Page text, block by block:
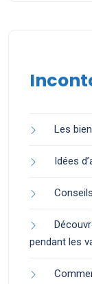
Les
Idées
pendant les